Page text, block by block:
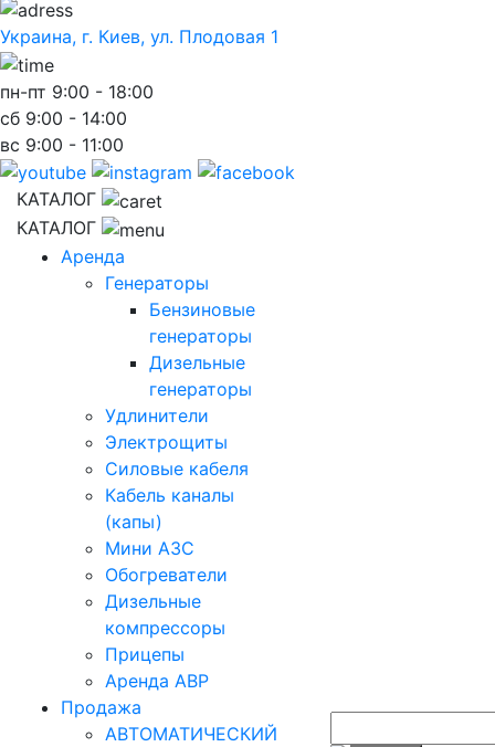
Украина, г. Киев, ул. Плодовая 1
пн-пт 9:00 - 18:00
сб 9:00 - 14:00
вс 9:00 - 11:00
КАТАЛОГ
КАТАЛОГ
Аренда
Генераторы
Бензиновые
генераторы
Дизельные
генераторы
Удлинители
Электрощиты
Силовые кабеля
Кабель каналы
(капы)
Мини АЗС
Обогреватели
Дизельные
компрессоры
Прицепы
Аренда АВР
Продажа
АВТОМАТИЧЕСКИЙ